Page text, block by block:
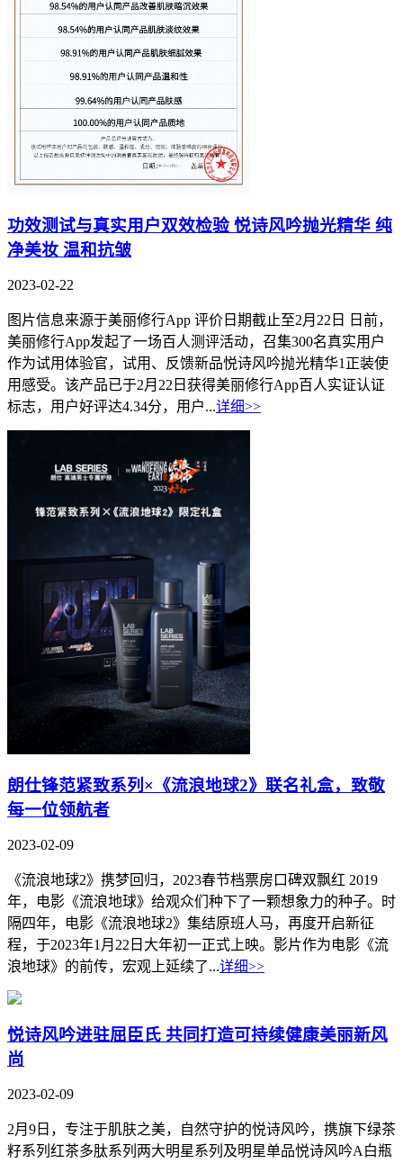
功效测试与真实用户双效检验 悦诗风吟抛光精华 纯
净美妆 温和抗皱
2023-02-22
图片信息来源于美丽修行App 评价日期截止至2月22日 日前，
美丽修行App发起了一场百人测评活动，召集300名真实用户
作为试用体验官，试用、反馈新品悦诗风吟抛光精华1正装使
用感受。该产品已于2月22日获得美丽修行App百人实证认证
标志，用户好评达4.34分，用户...详细>>
朗仕锋范紧致系列×《流浪地球2》联名礼盒，致敬
每一位领航者
2023-02-09
《流浪地球2》携梦回归，2023春节档票房口碑双飘红 2019
年，电影《流浪地球》给观众们种下了一颗想象力的种子。时
隔四年，电影《流浪地球2》集结原班人马，再度开启新征
程，于2023年1月22日大年初一正式上映。影片作为电影《流
浪地球》的前传，宏观上延续了...详细>>
悦诗风吟进驻屈臣氏 共同打造可持续健康美丽新风
尚
2023-02-09
2月9日，专注于肌肤之美，自然守护的悦诗风吟，携旗下绿茶
籽系列红茶多肽系列两大明星系列及明星单品悦诗风吟A白瓶